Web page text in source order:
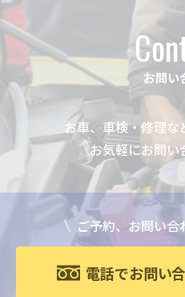
お問い
お車、車検・修理
お気軽にお問い
ご予約、お問い合
電話でお問い